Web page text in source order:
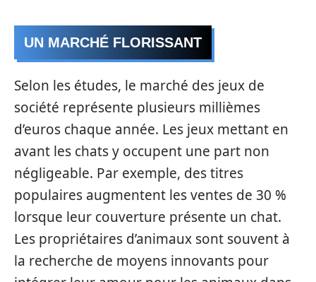
UN MARCHÉ FLORISSANT
Selon les études, le marché des jeux de
société représente plusieurs millièmes
d’euros chaque année. Les jeux mettant en
avant les chats y occupent une part non
négligeable. Par exemple, des titres
populaires augmentent les ventes de 30 %
lorsque leur couverture présente un chat.
Les propriétaires d’animaux sont souvent à
la recherche de moyens innovants pour